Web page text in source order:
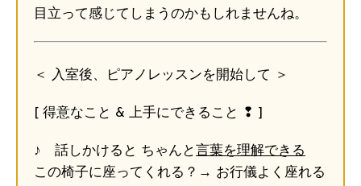
目立って感じてしまうのかもしれませんね。
＜ 入室後、ピアノレッスンを開始して ＞
[ 得意なこと & 上手にできること ❢ ]
♪ 話しかけると ちゃんと 言葉を理解できる
この椅子に座ってくれる？→ お行儀よく座れる